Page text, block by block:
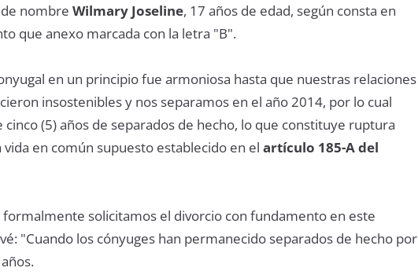
nombre Wilmary Joseline, 17 años de edad, según consta en
que anexo marcada con la letra "B".
en un principio fue armoniosa hasta que nuestras relaciones
insostenibles y nos separamos en el año 2014, por lo cual
(5) años de separados de hecho, lo que constituye ruptura
vida en común supuesto establecido en el artículo 185-A del
solicitamos el divorcio con fundamento en este
"Cuando los cónyuges han permanecido separados de hecho por